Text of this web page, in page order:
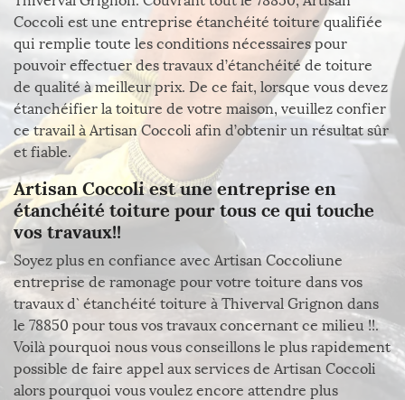
Coccoli est une entreprise étanchéité toiture qualifiée
qui remplie toute les conditions nécessaires pour
pouvoir effectuer des travaux d’étanchéité de toiture
de qualité à meilleur prix. De ce fait, lorsque vous devez
étanchéifier la toiture de votre maison, veuillez confier
ce travail à Artisan Coccoli afin d’obtenir un résultat sûr
et fiable.
Artisan Coccoli est une entreprise en
étanchéité toiture pour tous ce qui touche
vos travaux!!
Soyez plus en confiance avec Artisan Coccoliune
entreprise de ramonage pour votre toiture dans vos
travaux d` étanchéité toiture à Thiverval Grignon dans
le 78850 pour tous vos travaux concernant ce milieu !!.
Voilà pourquoi nous vous conseillons le plus rapidement
possible de faire appel aux services de Artisan Coccoli
alors pourquoi vous voulez encore attendre plus